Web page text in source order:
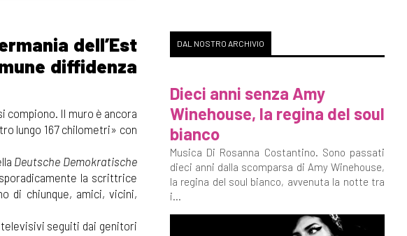
dell’Est
diffidenza
compiono. Il muro è ancora
lungo 167 chilometri» con
Deutsche Demokratische
la scrittrice
di chiunque, amici, vicini,
televisivi seguiti dai genitori
DAL NOSTRO ARCHIVIO
Dieci anni senza Amy
Winehouse, la regina del soul
bianco
Musica Di Rosanna Costantino. Sono passati
dieci anni dalla scomparsa di Amy Winehouse,
la regina del soul bianco, avvenuta la notte tra
i...